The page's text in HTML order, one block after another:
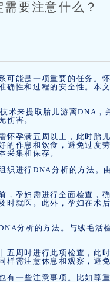
要注意什么？
可能是一项重要的任务。
确性和过程的安全性。本
术来提取胎儿游离DNA，
伤害。
怀孕满五周以上，此时胎
的作息和饮食，避免过度
采集和保存。
织进行DNA分析的方法。
，孕妇需进行全面检查，
时就医。此外，孕妇在术
分析的方法。与绒毛活
五周时进行此项检查，此
样需注意休息和观察，避
有一些注意事项。比如尊